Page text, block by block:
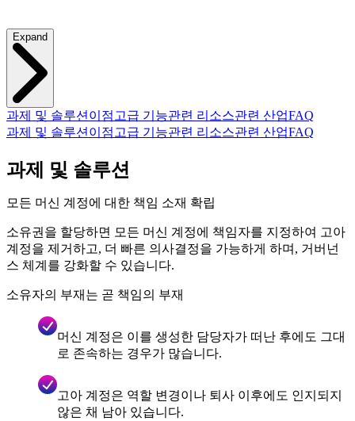
Expand
과제 및 솔루션 이점 고급 기능관련 리소스관련 산업FAQ
과제 및 솔루션 이점 고급 기능관련 리소스관련 산업FAQ
과제 및 솔루션
모든 머신 계정에 대한 책임 소재 확립
소유권을 할당하면 모든 머신 계정에 책임자를 지정하여 고아
계정을 제거하고, 더 빠른 의사결정을 가능하게 하며, 거버넌
스 체계를 강화할 수 있습니다.
소유자의 부재는 곧 책임의 부재
머신 계정은 이를 생성한 담당자가 떠난 후에도 그대
로 존속하는 경우가 많습니다.
고아 계정은 역할 변경이나 퇴사 이후에도 인지되지
않은 채 남아 있습니다.